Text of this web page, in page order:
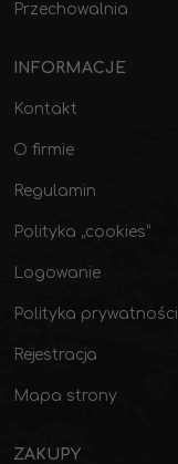
Przechowalnia
INFORMACJE
Kontakt
O firmie
Regulamin
Polityka „cookies”
Logowanie
Polityka prywatności
Rejestracja
Mapa strony
ZAKUPY